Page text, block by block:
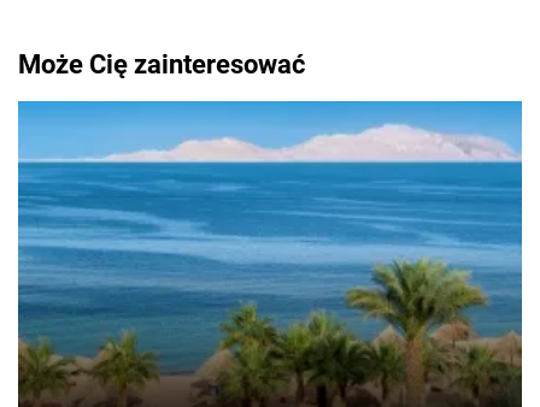
Może Cię zainteresować